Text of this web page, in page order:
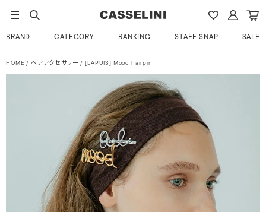
BRAND CATEGORY RANKING STAFF SNAP SALE
HOME ヘアアクセサリー [LAPUIS] Mood hairpin